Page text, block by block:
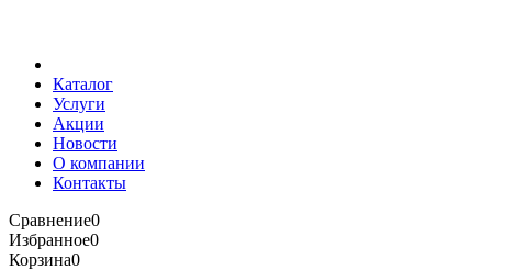
Каталог
Услуги
Акции
Новости
О компании
Контакты
Сравнение0
Избранное0
Корзина0